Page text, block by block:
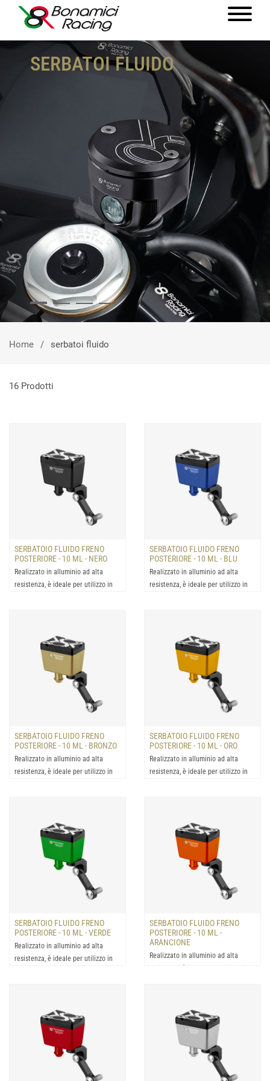
SERBATOI FLUIDO
Home serbatoi fluido
16 Prodotti
SERBATOIO FLUIDO FRENO
POSTERIORE - 10 ML - NERO
Realizzato in alluminio ad alta
resistenza, è ideale per utilizzo in
SERBATOIO FLUIDO FRENO
POSTERIORE - 10 ML - BLU
Realizzato in alluminio ad alta
resistenza, è ideale per utilizzo in
SERBATOIO FLUIDO FRENO
POSTERIORE - 10 ML - BRONZO
Realizzato in alluminio ad alta
resistenza, è ideale per utilizzo in
SERBATOIO FLUIDO FRENO
POSTERIORE - 10 ML - ORO
Realizzato in alluminio ad alta
resistenza, è ideale per utilizzo in
SERBATOIO FLUIDO FRENO
POSTERIORE - 10 ML - VERDE
Realizzato in alluminio ad alta
resistenza, è ideale per utilizzo in
SERBATOIO FLUIDO FRENO
POSTERIORE - 10 ML -
ARANCIONE
Realizzato in alluminio ad alta